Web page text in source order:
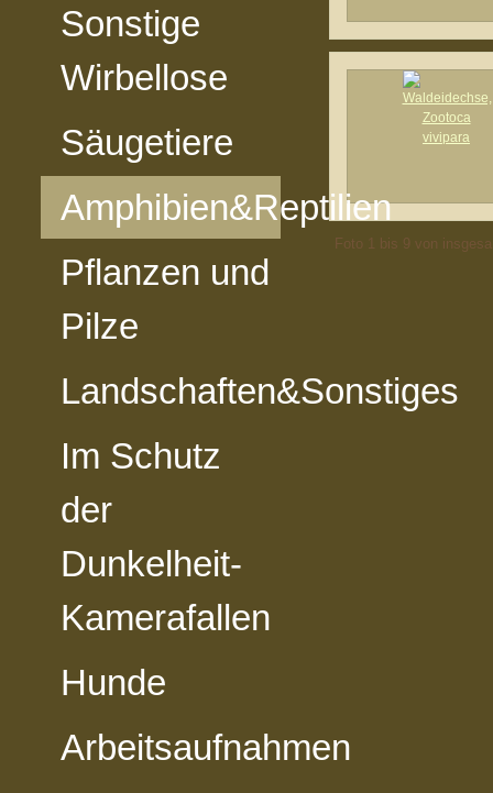
Foto 1 bis 9 von
Sonstige
Wirbellose
Säugetiere
Amphibien&Reptilien
Pflanzen und
Pilze
Landschaften&Sonstiges
Im Schutz
der
Dunkelheit-
Kamerafallen
Hunde
Arbeitsaufnahmen